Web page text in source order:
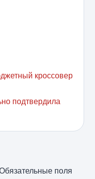
кроссовер
подтвердила
поля